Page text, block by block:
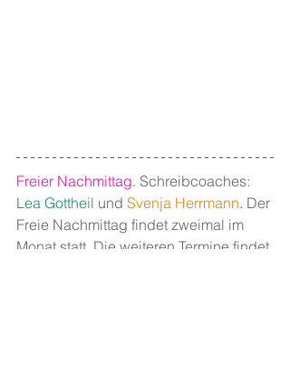
Freier Nachmittag. Schreibcoaches:
Lea Gottheil und Svenja Herrmann. Der
Freie Nachmittag findet zweimal im
Monat statt. Die weiteren Termine findet